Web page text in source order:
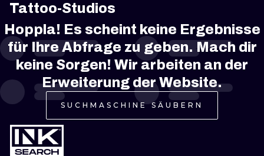
MANCHESTER
PRAG WIEN
ATHEN BUDAPEST
TRIBAL
JAPANISCH
CARTOONS
ILLUSTRATIV
Tattoo-Studios
Hoppla! Es scheint keine Ergebnisse
für Ihre Abfrage zu geben. Mach dir
keine Sorgen! Wir arbeiten an der
Erweiterung der Website.
SUCHMASCHINE SÄUBERN